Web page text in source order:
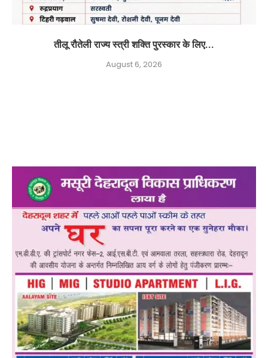
तीलू रौतेली राज्य स्त्री शक्ति पुरस्कार के लिए...
August 6, 2026